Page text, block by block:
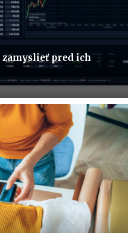
zamyslieť pred ich